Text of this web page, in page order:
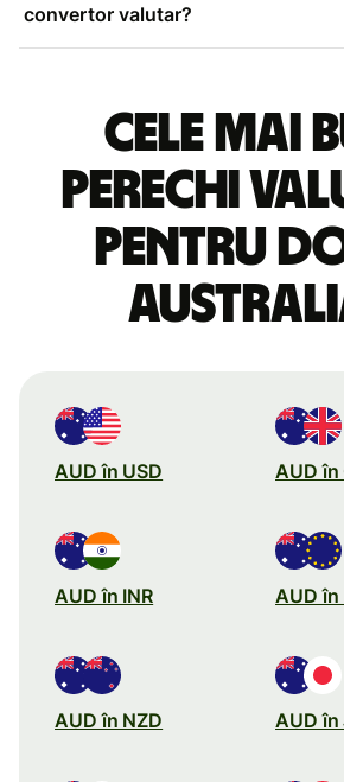
convertor valutar?
Cele mai
perechi
pentru
AUD în USD AUD în
AUD în INR AUD în
AUD în NZD AUD în